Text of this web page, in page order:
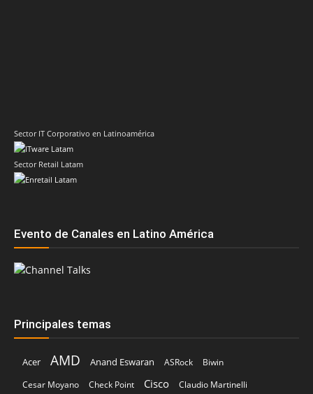
Sector IT Corporativo en Latinoamérica
Sector Retail Latam
Evento de Canales en Latino América
Principales temas
Acer AMD Anand Eswaran ASRock
Biwin
Cesar Moyano
Check Point Cisco
Claudio Martinelli